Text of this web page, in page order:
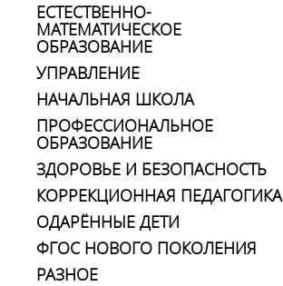
ЕСТЕСТВЕННО-
МАТЕМАТИЧЕСКОЕ
ОБРАЗОВАНИЕ
УПРАВЛЕНИЕ
НАЧАЛЬНАЯ ШКОЛА
ПРОФЕССИОНАЛЬНОЕ
ОБРАЗОВАНИЕ
ЗДОРОВЬЕ И БЕЗОПАСНОСТЬ
КОРРЕКЦИОННАЯ ПЕДАГОГИКА
ОДАРЁННЫЕ ДЕТИ
ФГОС НОВОГО ПОКОЛЕНИЯ
РАЗНОЕ